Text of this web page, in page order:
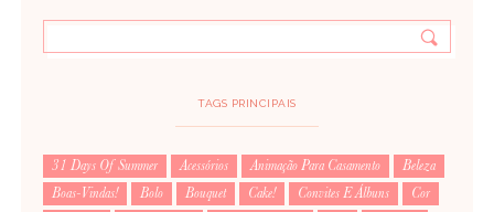
TAGS PRINCIPAIS
31 Days Of Summer Acessórios Animação Para Casamento
Beleza
Boas-Vindas!
Bolo Bouquet Cake! Convites E Álbuns Cor